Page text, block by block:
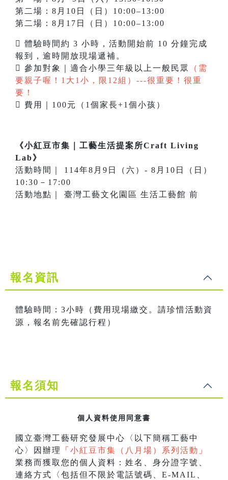
第二場：8月10日（日）10:00–13:00
第二場：8月17日（日）10:00–13:00
 體驗時間約 3 小時，活動開始前 10 分鐘完成
報到，逾時開放現場遞補。
 參加對象｜適合小學三年級以上一般民眾
（需
要親子喔！1大1小，限12組）---很重要！很重
要！
 費用｜100元（1個家長+1個小孩）
《小紅豆市集｜工藝生活提案所Craft Living
Lab》
活動時間｜ 114年8月9日（六）- 8月10日（日）
10:30－17:00
活動地點｜ 臺灣工藝文化園區 生活工藝館 前
報名資訊
體驗時間：3小時（費用現場繳交。請珍惜活動資
源，報名前先確認行程）
報名須知
個人資料使用同意書
國立臺灣工藝研究發展中心〈以下簡稱工藝中
心〉因辦理
「 小紅豆市集（八月場）系列活動 」
業務而獲取您的個人資料：姓名、身分證字號、
連絡方式〈包括但不限於電話號碼、E-MAIL、